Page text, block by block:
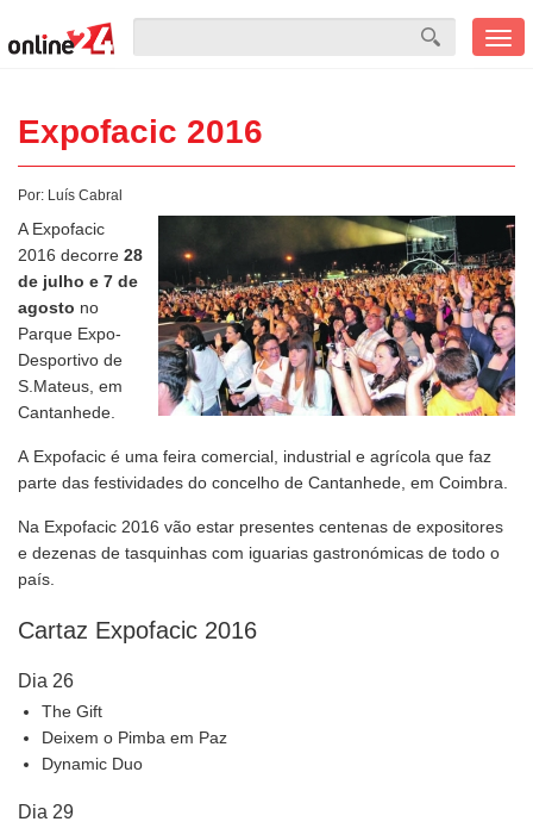
Expofacic 2016
Por: Luís Cabral
A Expofacic
2016 decorre 28
de julho e 7 de
agosto no
Parque Expo-
Desportivo de
S.Mateus, em
Cantanhede.
A Expofacic é uma feira comercial, industrial e agrícola que faz
parte das festividades do concelho de Cantanhede, em Coimbra.
Na Expofacic 2016 vão estar presentes centenas de expositores
e dezenas de tasquinhas com iguarias gastronómicas de todo o
país.
Cartaz Expofacic 2016
Dia 26
The Gift
Deixem o Pimba em Paz
Dynamic Duo
Dia 29